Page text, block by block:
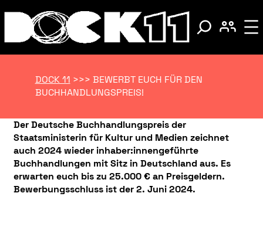
DOCK 11 >>> BEWERBT EUCH FÜR DEN
BUCHHANDLUNGSPREIS!
Der Deutsche Buchhandlungspreis der
Staatsministerin für Kultur und Medien zeichnet
auch 2024 wieder inhaber:innengeführte
Buchhandlungen mit Sitz in Deutschland aus. Es
erwarten euch bis zu 25.000 € an Preisgeldern.
Bewerbungsschluss ist der 2. Juni 2024.